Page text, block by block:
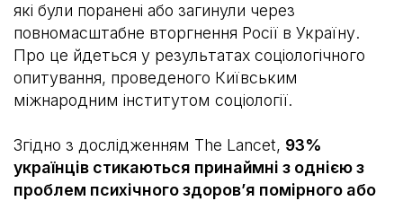
які були поранені або загинули через
повномасштабне вторгнення Росії в Україну.
Про це йдеться у результатах соціологічного
опитування, проведеного Київським
міжнародним інститутом соціології.
Згідно з дослідженням The Lancet, 93%
українців стикаються принаймні з однією з
проблем психічного здоровʼя помірного або